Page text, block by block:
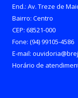
End.: Av. Treze de
Bairro: Centro
CEP: 68521-000
Fone: (94) 99105-4586
E-mail:
Horário de